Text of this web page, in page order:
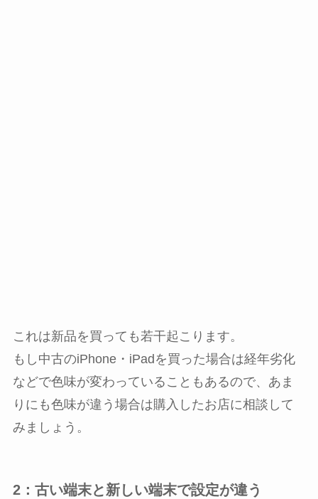
これは新品を買っても若干起こります。
もし中古のiPhone・iPadを買った場合は経年劣化
などで色味が変わっていることもあるので、あま
りにも色味が違う場合は購入したお店に相談して
みましょう。
2：古い端末と新しい端末で設定が違う